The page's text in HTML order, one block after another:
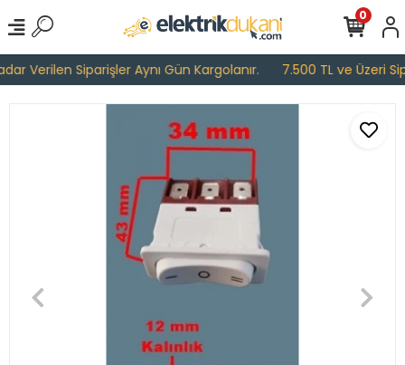
Verilen Siparişler Aynı Gün Kargolanır. 7.500 TL ve Üzeri
0